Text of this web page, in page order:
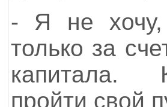
- Я не
только за
капитала.
пройти свой